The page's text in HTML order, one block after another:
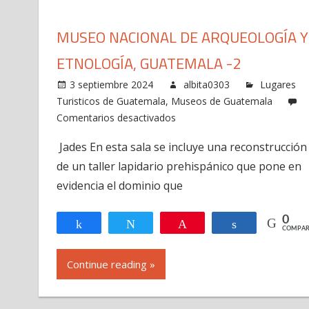
MUSEO NACIONAL DE ARQUEOLOGÍA Y
ETNOLOGÍA, GUATEMALA -2
3 septiembre 2024 albita0303
Lugares
Turisticos de Guatemala, Museos de Guatemala
Comentarios desactivadosen
Nacional
de
Arqueología
Etnología,
Guatemala
Jades En esta sala se incluye una reconstrucción
de un taller lapidario prehispánico que pone en
evidencia el dominio que
Compartir Compartir
0
Continue reading »